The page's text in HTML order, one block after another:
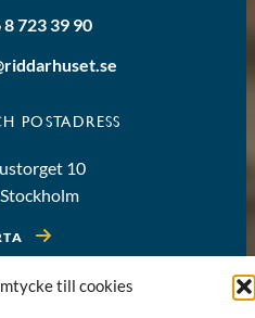
till cookies
8 723 39 90
POSTADRESS
10